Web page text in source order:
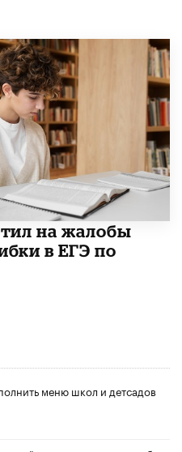
на жалобы
в ЕГЭ по
меню школ и детсадов